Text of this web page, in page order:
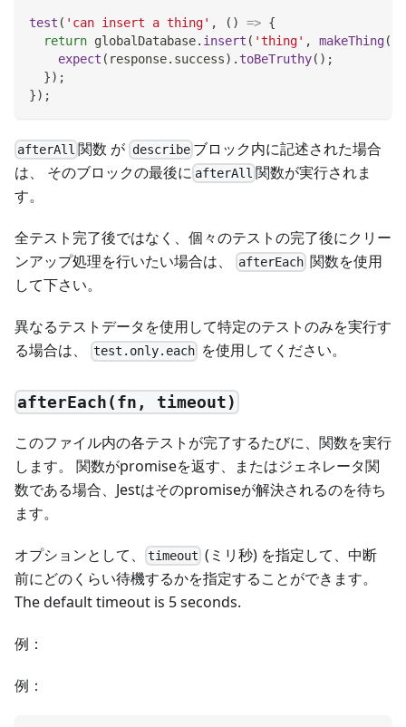
test ( 'can insert a thing' , ( ) => {
return globalDatabase. insert ( 'thing' , makeThing(
expect ( response. success) . toBeTruthy( ) ;
}) ;
}) ;
afterAll 関数 が describeブロック内に記述された場合
は、 そのブロックの最後に afterAll 関数が実行されま
す。
全テスト完了後ではなく、個々のテストの完了後にクリー
ンアップ処理を行いたい場合は、
afterEach 関数を使用
して下さい。
異なるテストデータを使用して特定のテストのみを実行す
る場合は、
test.only.each を使用してください。
afterEach(fn, timeout)
このファイル内の各テストが完了するたびに、関数を実行
します。 関数がpromiseを返す、またはジェネレータ関
数である場合、Jestはそのpromiseが解決されるのを待ち
ます。
オプションとして、 timeout (ミリ秒) を指定して、中断
前にどのくらい待機するかを指定することができます。
The default timeout is 5 seconds.
例：
例：